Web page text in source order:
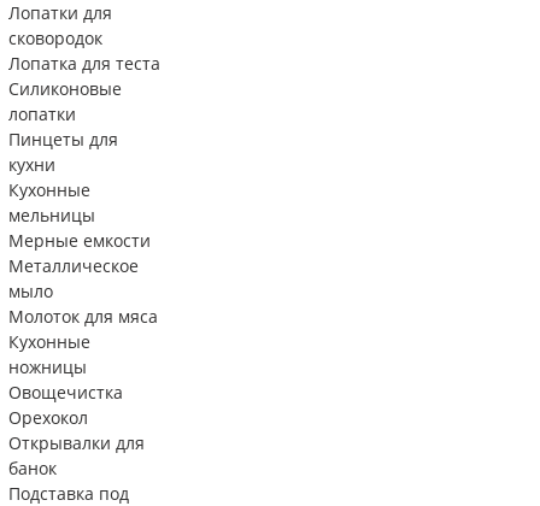
Лопатки для
сковородок
Лопатка для теста
Силиконовые
лопатки
Пинцеты для
кухни
Кухонные
мельницы
Мерные емкости
Металлическое
мыло
Молоток для мяса
Кухонные
ножницы
Овощечистка
Орехокол
Открывалки для
банок
Подставка под